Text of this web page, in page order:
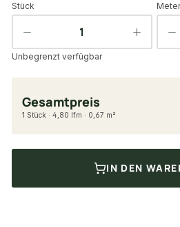
Stück
Unbegrenzt verfügbar
Gesamtpreis
1 Stück · 4,80 lfm · 0,67 m²
IN DEN